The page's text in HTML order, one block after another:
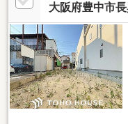
大阪府豊中市